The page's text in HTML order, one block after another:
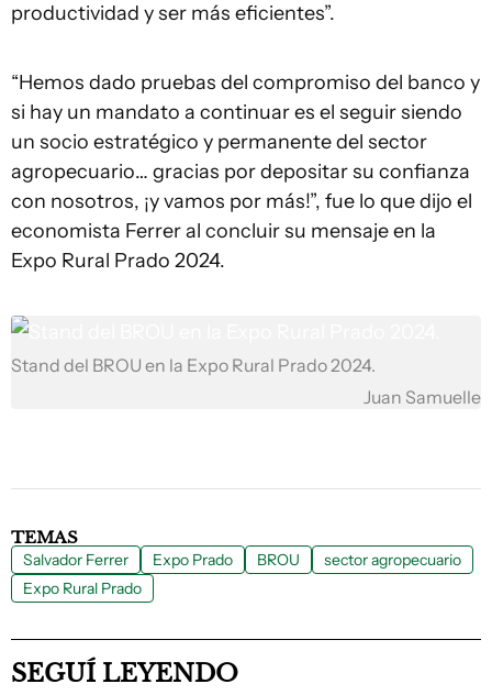
productividad y ser más eficientes”.
“Hemos dado pruebas del compromiso del banco y
si hay un mandato a continuar es el seguir siendo
un socio estratégico y permanente del sector
agropecuario… gracias por depositar su confianza
con nosotros, ¡y vamos por más!”, fue lo que dijo el
economista Ferrer al concluir su mensaje en la
Expo Rural Prado 2024.
Stand del BROU en la Expo Rural Prado 2024.
Juan Samuelle
TEMAS
Salvador Ferrer Expo Prado BROU
sector agropecuario
Expo Rural Prado
SEGUÍ LEYENDO